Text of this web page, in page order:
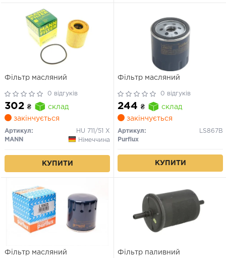
Фільтр масляний
0 відгуків
302 ₴
склад
закінчується
Артикул:
HU 711/51 X
MANN
Німеччина
КУПИТИ
Фільтр масляний
0 відгуків
244 ₴
склад
закінчується
Артикул:
LS867B
Purflux
КУПИТИ
Фільтр масляний Фільтр паливний